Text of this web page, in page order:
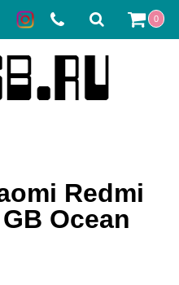
0
Redmi
Ocean